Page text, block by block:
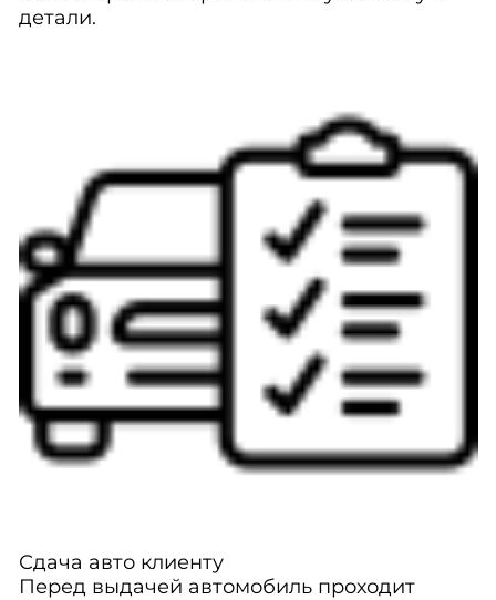
детали.
Сдача авто клиенту
Перед выдачей автомобиль проходит